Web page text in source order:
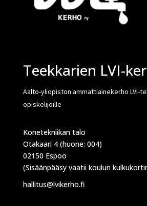
Teekkarien LVI-
Aalto-yliopiston ammattiainekerho LVI-
opiskelijoille
Konetekniikan talo
Otakaari 4 (huone: 004)
02150 Espoo
(Sisäänpääsy vaatii koulun
hallitus@lvikerho.fi